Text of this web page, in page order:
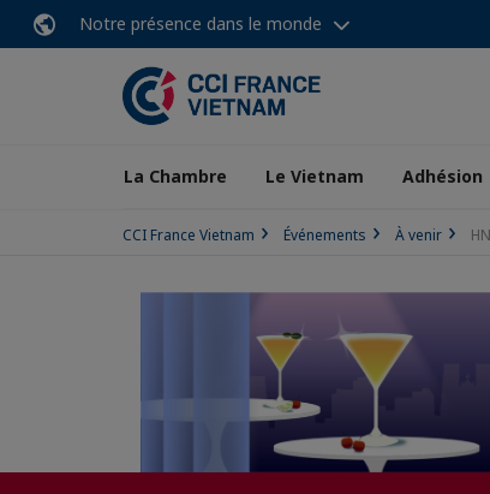
Notre présence dans le monde
La Chambre Le Vietnam Adhésion
CCI France Vietnam Événements À venir